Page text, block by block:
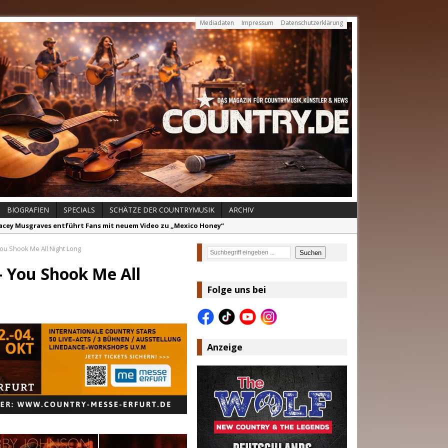
Mediadaten Impressum Datenschutzerklärung
BIOGRAFIEN SPECIALS SCHÄTZE DER COUNTRYMUSIK
ARCHIV
Musgraves entführt Fans mit neuem Video zu „Mexico Honey“
Volt – „Sound Signal Serenades“ erscheint am 28. August
Music Hot News – 2. August 2026: Dolly Parton, Bill Anderson und Shaboozey im Fokus
Johnson & The Hollywood Hillbillies kündigen neues Album mit „Better Days Ahead“ an
für Euer Vertrauen: Country.de erreicht täglich rund 10.000 Leser
Shook Me All Night Long
You Shook Me All
Suchen Suchen
Folge uns bei
Anzeige